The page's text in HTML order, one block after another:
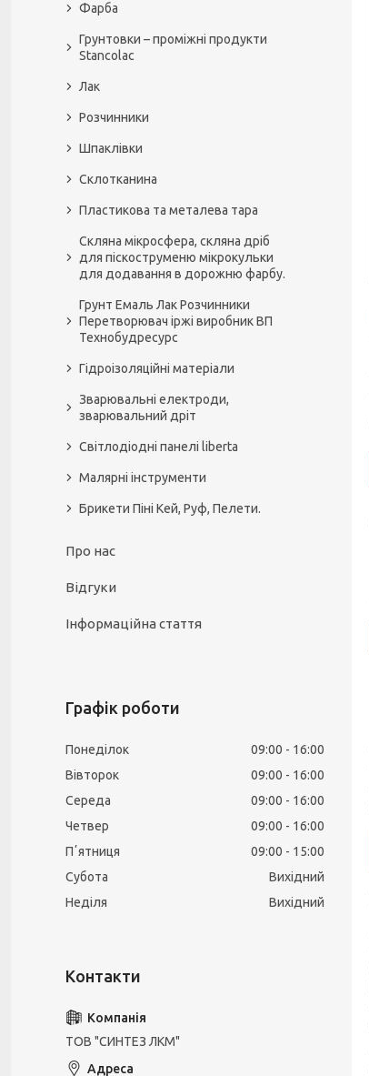
Фарба
Грунтовки – проміжні продукти
Stancolac
Лак
Розчинники
Шпаклівки
Склотканина
Пластикова та металева тара
Скляна мікросфера, скляна дріб
для піскоструменю мікрокульки
для додавання в дорожню фарбу.
Грунт Емаль Лак Розчинники
Перетворювач іржі виробник ВП
Технобудресурс
Гідроізоляційні матеріали
Зварювальні електроди,
зварювальний дріт
Світлодіодні панелі liberta
Малярні інструменти
Брикети Піні Кей, Руф, Пелети.
Про нас
Відгуки
Інформаційна стаття
Графік роботи
Понеділок 09:00
16:00
Вівторок
09:00
16:00
Середа
09:00
16:00
Четвер
09:00
16:00
Пʼятниця
09:00
15:00
Субота
Вихідний
Неділя
Вихідний
ТОВ "СИНТЕЗ ЛКМ"